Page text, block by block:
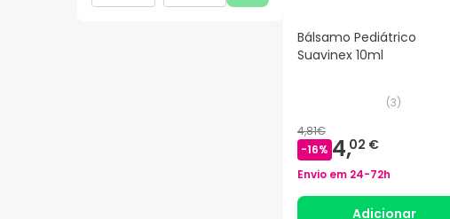
Bálsamo Pediátrico
Suavinex 10ml
(3)
4,81€
-16% 4,02 €
Envio em 24-72h
Adicionar